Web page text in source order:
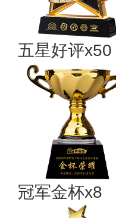
五星好评x50
冠军金杯x8